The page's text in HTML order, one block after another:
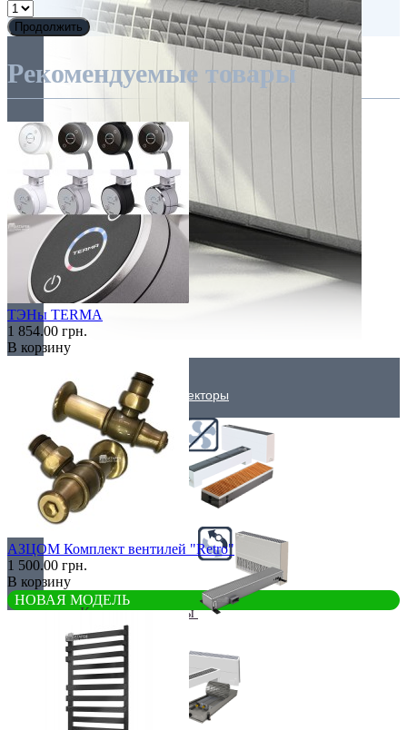
Внутрипольные конвекторы
Без вентилятора
Климаконвекторы
Недорогие
Продолжить
Рекомендуемые товары
ТЭНы TERMA
1 854.00 грн.
В корзину
АЗЦОМ Комплект вентилей "Retro"
1 500.00 грн.
В корзину
НОВАЯ МОДЕЛЬ